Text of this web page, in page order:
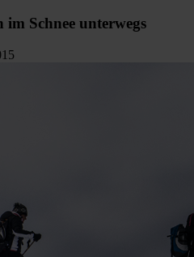
Schnee unterwegs